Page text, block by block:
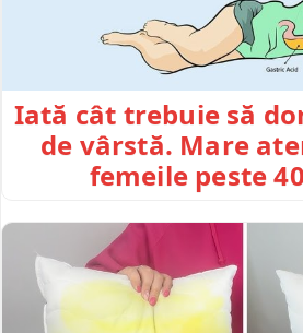
Iată cât trebuie să
de vârstă. Mare
femeile peste